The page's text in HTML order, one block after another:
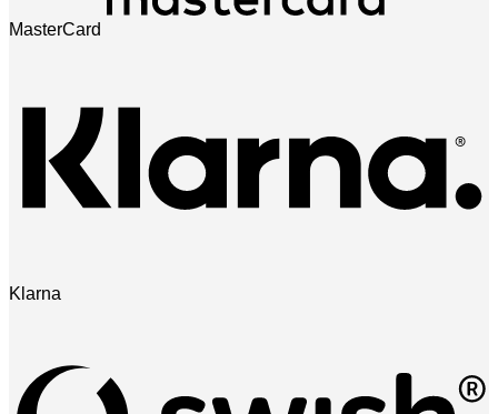
MasterCard
Klarna